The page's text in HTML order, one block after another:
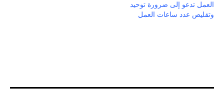
العمل تدعو إلى ضرورة توحيد
وتقليص عدد ساعات العمل